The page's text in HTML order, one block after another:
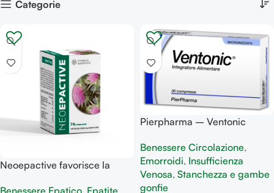
Categorie
Neoepactive favorisce la
Pierpharma – Ventonic
toniche, lenitive e rinfrescanti
Benessere Circolazione,
Emorroidi, Insufficienza
Venosa, Stanchezza e gambe
gonfie